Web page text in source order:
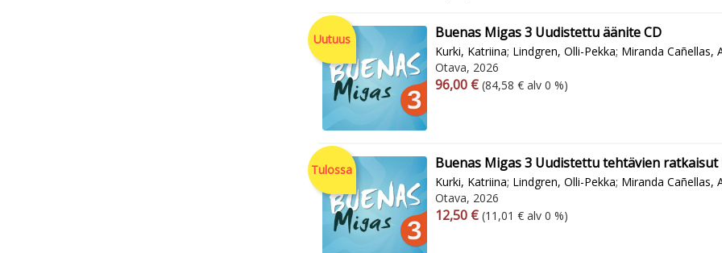
Uutuus Buenas Migas 3 Uudistettu äänite CD
Kurki, Katriina; Lindgren, Olli-Pekka; Miranda Cañellas,
Otava, 2026
Arvonlisäverollinen hinta
96,00 € Arvonlisäveroton hinta
(84,58 € alv 0 %)
Tulossa Buenas Migas 3 Uudistettu tehtävien ratkaisut
Kurki, Katriina; Lindgren, Olli-Pekka; Miranda Cañellas,
Otava, 2026
Arvonlisäverollinen hinta
12,50 € Arvonlisäveroton hinta
(11,01 € alv 0 %)